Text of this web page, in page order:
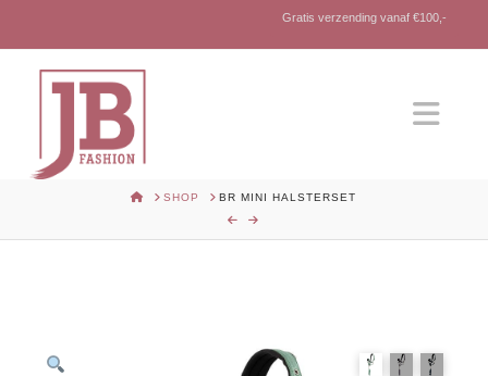
Gratis verzending vanaf €100,-
HOMESHOP BR MINI HALSTERSET